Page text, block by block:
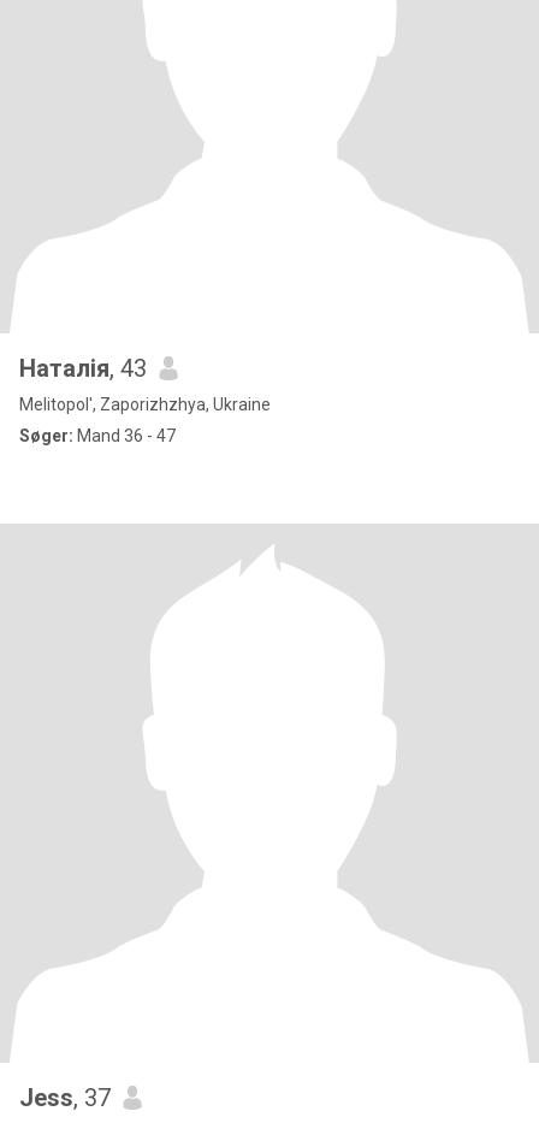
Наталія, 43
Melitopol', Zaporizhzhya, Ukraine
Søger: Mand 36 - 47
Jess, 37